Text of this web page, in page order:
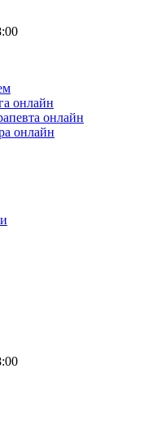
онлайн
онлайн
онлайн